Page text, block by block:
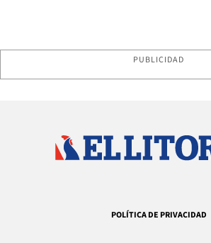
PUBLICIDAD
POLÍTICA DE PRIVACIDAD